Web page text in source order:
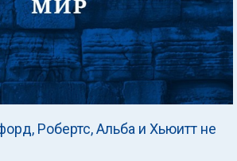
Робертс, Альба и Хьюитт не